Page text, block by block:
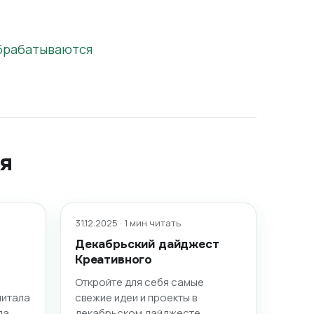
31.12.2025 · 1 мин читать
Декабрьский дайджест
Креативного
Откройте для себя самые
свежие идеи и проекты в